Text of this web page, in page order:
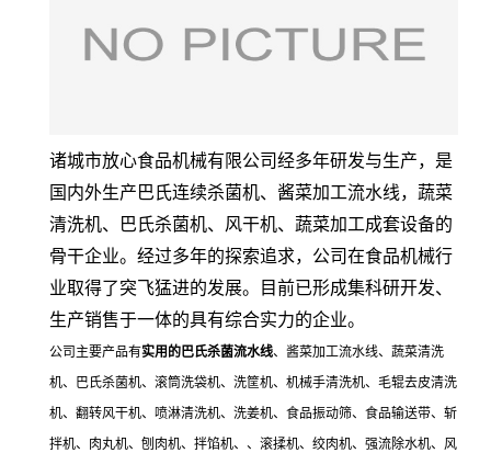
诸城市放心食品机械有限公司经多年研发与生产，是
国内外生产巴氏连续杀菌机、酱菜加工流水线，蔬菜
清洗机、巴氏杀菌机、风干机、蔬菜加工成套设备的
骨干企业。经过多年的探索追求，公司在食品机械行
业取得了突飞猛进的发展。目前已形成集科研开发、
生产销售于一体的具有综合实力的企业。
公司主要产品有实用的巴氏杀菌流水线、酱菜加工流水线、蔬菜清洗
机、巴氏杀菌机、滚筒洗袋机、洗筐机、机械手清洗机、毛辊去皮清洗
机、翻转风干机、喷淋清洗机、洗姜机、食品振动筛、食品输送带、斩
拌机、肉丸机、刨肉机、拌馅机、、滚揉机、绞肉机、强流除水机、风